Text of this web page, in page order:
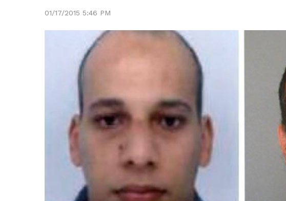
01/17/2015 5:46 PM